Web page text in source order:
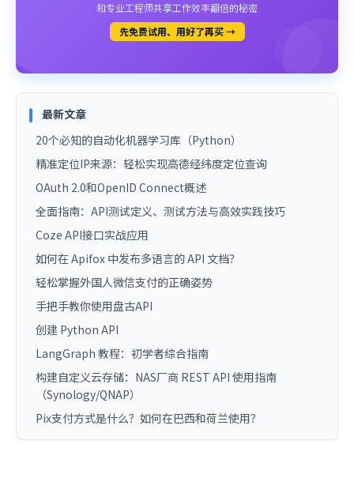
和专业工程师共享工作效率翻倍的秘密
先免费试用、用好了再买 →
最新文章
20个必知的自动化机器学习库（Python）
精准定位IP来源：轻松实现高德经纬度定位查询
OAuth 2.0和OpenID Connect概述
全面指南：API测试定义、测试方法与高效实践技巧
Coze API接口实战应用
如何在 Apifox 中发布多语言的 API 文档？
轻松掌握外国人微信支付的正确姿势
手把手教你使用盘古API
创建 Python API
LangGraph 教程：初学者综合指南
构建自定义云存储：NAS厂商 REST API 使用指南
（Synology/QNAP）
Pix支付方式是什么？如何在巴西和荷兰使用？